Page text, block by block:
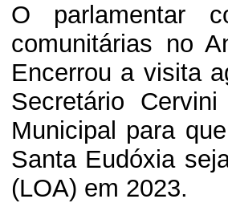
O parlamentar
comunitárias no
Encerrou a visita
Secretário
Municipal para
Santa Eudóxia
(LOA) em 2023.